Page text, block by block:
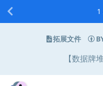
拓展文件
【数据牌
1